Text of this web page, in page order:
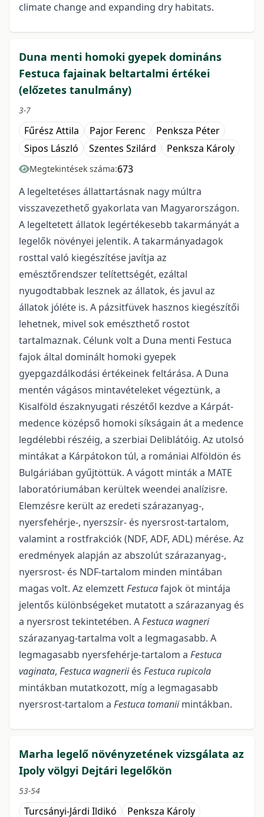
climate change and expanding dry habitats.
Duna menti homoki gyepek domináns
Festuca fajainak beltartalmi értékei
(előzetes tanulmány)
3-7
Fűrész Attila Pajor Ferenc
Penksza Péter
Sipos László
Szentes Szilárd Penksza Károly
Megtekintések száma:673
A legeltetéses állattartásnak nagy múltra
visszavezethető gyakorlata van Magyarországon.
A legeltetett állatok legértékesebb takarmányát a
legelők növényei jelentik. A takarmányadagok
rosttal való kiegészítése javítja az
emésztőrendszer telítettségét, ezáltal
nyugodtabbak lesznek az állatok, és javul az
állatok jóléte is. A pázsitfüvek hasznos kiegészítői
lehetnek, mivel sok emészthető rostot
tartalmaznak. Célunk volt a Duna menti Festuca
fajok által dominált homoki gyepek
gyepgazdálkodási értékeinek feltárása. A Duna
mentén vágásos mintavételeket végeztünk, a
Kisalföld északnyugati részétől kezdve a Kárpát-
medence középső homoki síkságain át a medence
legdélebbi részéig, a szerbiai Deliblátóig. Az utolsó
mintákat a Kárpátokon túl, a romániai Alföldön és
Bulgáriában gyűjtöttük. A vágott minták a MATE
laboratóriumában kerültek weendei analízisre.
Elemzésre került az eredeti szárazanyag-,
nyersfehérje-, nyerszsír- és nyersrost-tartalom,
valamint a rostfrakciók (NDF, ADF, ADL) mérése. Az
eredmények alapján az abszolút szárazanyag-,
nyersrost- és NDF-tartalom minden mintában
magas volt. Az elemzettFestucafajok öt mintája
jelentős különbségeket mutatott a szárazanyag és
a nyersrost tekintetében. AFestuca wagneri
szárazanyag-tartalma volt a legmagasabb. A
legmagasabb nyersfehérje-tartalom a Festuca
vaginata, Festuca wagneriiés Festuca rupicola
mintákban mutatkozott, míg a legmagasabb
nyersrost-tartalom a Festuca tomaniimintákban.
Marha legelő növényzetének vizsgálata az
Ipoly völgyi Dejtári legelőkön
53-54
Turcsányi-Járdi Ildikó Penksza Károly